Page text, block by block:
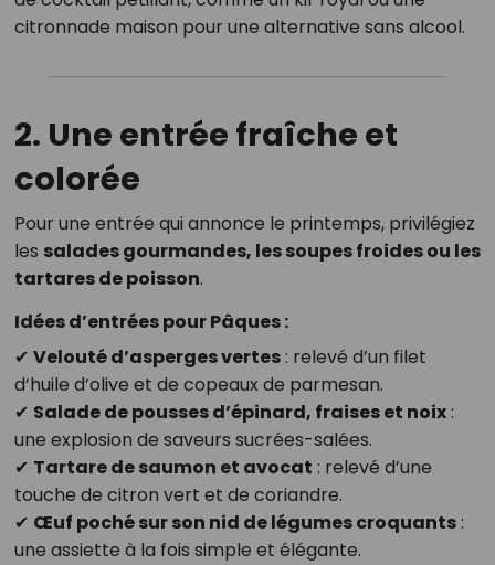
citronnade maison pour une alternative sans alcool.
2. Une entrée fraîche et
colorée
Pour une entrée qui annonce le printemps, privilégiez
les salades gourmandes, les soupes froides ou les
tartares de poisson.
Idées d’entrées pour Pâques :
✔ Velouté d’asperges vertes: relevé d’un filet
d’huile d’olive et de copeaux de parmesan.
✔ Salade de pousses d’épinard, fraises et noix:
une explosion de saveurs sucrées-salées.
✔ Tartare de saumon et avocat : relevé d’une
touche de citron vert et de coriandre.
✔ Œuf poché sur son nid de légumes croquants:
une assiette à la fois simple et élégante.